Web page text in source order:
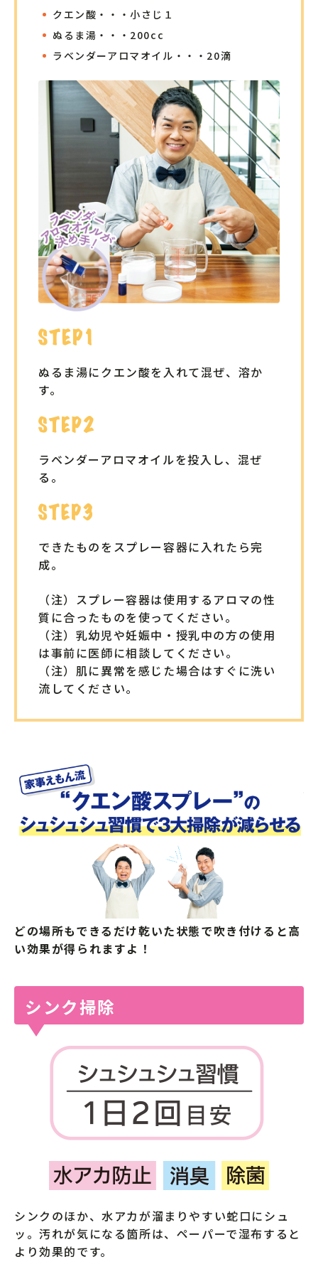
クエン酸・・・小さじ１
ぬるま湯・・・200cc
ラベンダーアロマオイル・・・20滴
ぬるま湯にクエン酸を入れて混ぜ、溶か
す。
ラベンダーアロマオイルを投入し、混ぜ
る。
できたものをスプレー容器に入れたら完
成。
（注）スプレー容器は使用するアロマの性
質に合ったものを使ってください。
（注）乳幼児や妊娠中・授乳中の方の使用
は事前に医師に相談してください。
（注）肌に異常を感じた場合はすぐに洗い
流してください。
どの場所もできるだけ乾いた状態で吹き付けると高
い効果が得られますよ！
シンク掃除
シンクのほか、水アカが溜まりやすい蛇口にシュ
ッ。汚れが気になる箇所は、ペーパーで湿布すると
より効果的です。